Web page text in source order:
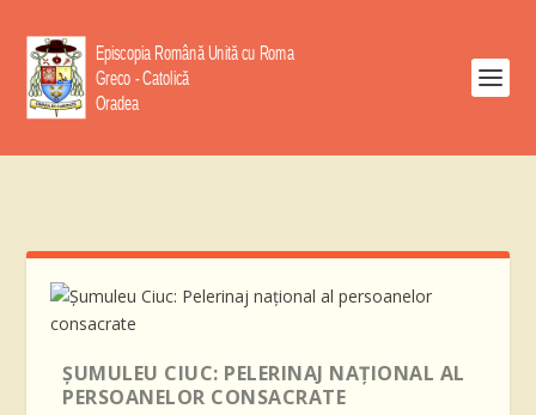
ȘUMULEU CIUC: PELERINAJ NAȚIONAL AL
PERSOANELOR CONSACRATE